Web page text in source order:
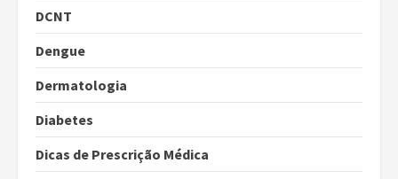
DCNT
Dengue
Dermatologia
Diabetes
Dicas de Prescrição Médica